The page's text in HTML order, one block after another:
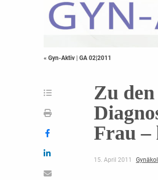
« Gyn-Aktiv | GA 02|2011
Zu
Frau –
15. April 2011